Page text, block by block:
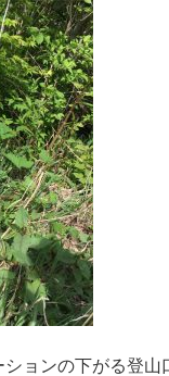
ョンの下がる登山